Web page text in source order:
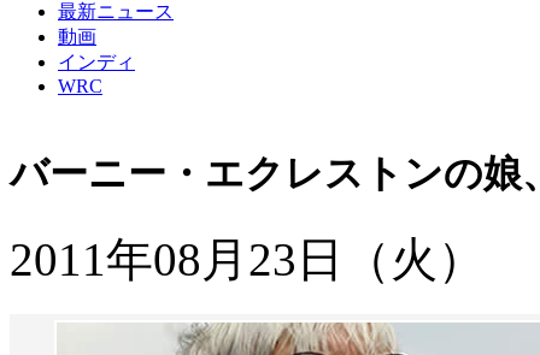
最新ニュース
動画
インディ
WRC
バーニー・エクレストンの
2011年08月23日（火）